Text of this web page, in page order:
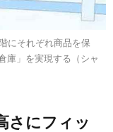
にそれぞれ商品を保
庫」を実現する（シャ